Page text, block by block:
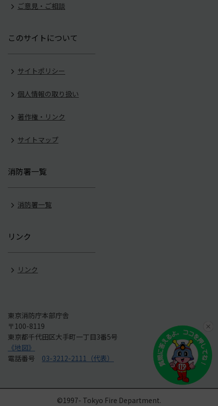
ご意見・ご相談
このサイトについて
サイトポリシー
個人情報の取り扱い
著作権・リンク
サイトマップ
消防署一覧
消防署一覧
リンク
リンク
東京消防庁本部庁舎
〒100-8119
東京都千代田区大手町一丁目3番5号
《地図》
電話番号 03-3212-2111（代表）
©1997- Tokyo Fire Department.